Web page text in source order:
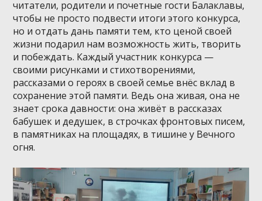
читатели, родители и почетные гости Балаклавы,
чтобы не просто подвести итоги этого конкурса,
но и отдать дань памяти тем, кто ценой своей
жизни подарил нам возможность жить, творить
и побеждать. Каждый участник конкурса —
своими рисунками и стихотворениями,
рассказами о героях в своей семье внёс вклад в
сохранение этой памяти. Ведь она живая, она не
знает срока давности: она живёт в рассказах
бабушек и дедушек, в строчках фронтовых писем,
в памятниках на площадях, в тишине у Вечного
огня.